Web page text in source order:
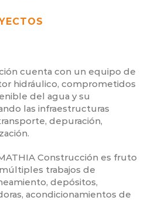
cuenta con un equipo de
hidráulico, comprometidos
del agua y su
las infraestructuras
depuración,
Construcción es fruto
trabajos de
depósitos,
acondicionamientos de